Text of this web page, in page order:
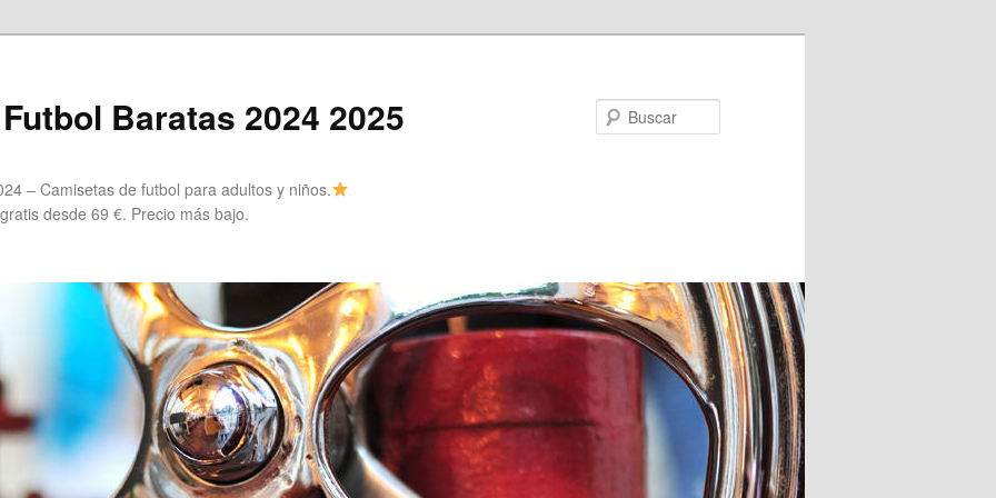
Baratas 2024 2025
– Camisetas de futbol para adultos y niños.
desde 69 €. Precio más bajo.